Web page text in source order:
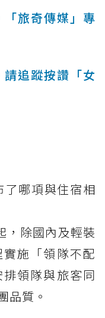
旅奇傳媒」專
追蹤按讚「女
哪項與住宿相
，除國內及輕裝
施「領隊不配
領隊與旅客同
品質。